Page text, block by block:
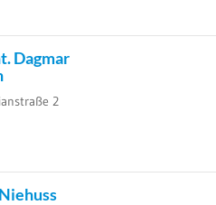
Dagmar
2